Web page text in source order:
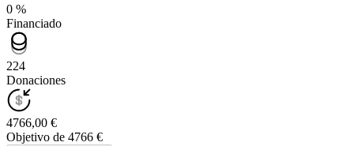
0 %
Financiado
224
Donaciones
4766,00 €
Objetivo de 4766 €